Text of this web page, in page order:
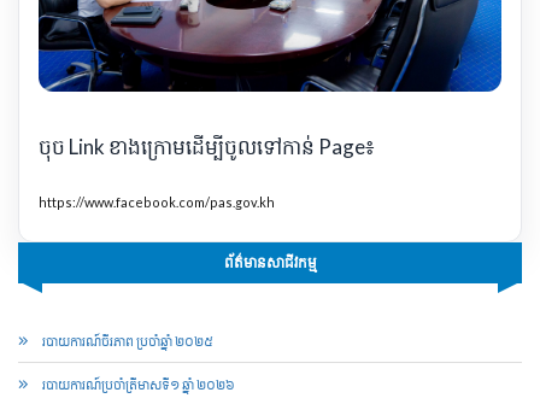
ចុច Link ខាងក្រោមដើម្បីចូលទៅកាន់ Page៖
https://www.facebook.com/pas.gov.kh
ព័ត៌មានសាជីវកម្ម
របាយការណ៍ចីរភាព ប្រចាំឆ្នាំ ២០២៥
របាយការណ៍​​ប្រចាំ​ត្រីមាសទី១ ឆ្នាំ ២០២៦